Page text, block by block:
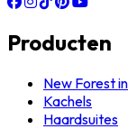
Producten
New Forest
Kachels
Haardsuites